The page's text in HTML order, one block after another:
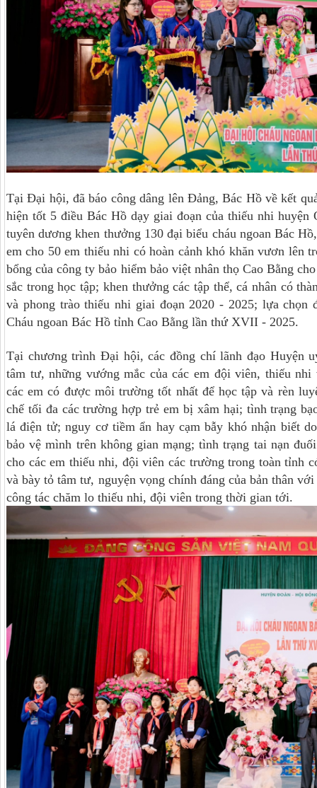
Tại Đại hội, đã báo công dâng lên Đảng, Bác Hồ về kết
hiện tốt 5 điều Bác Hồ dạy giai đoạn của thiếu nhi huyện
tuyên dương khen thưởng 130 đại biểu cháu ngoan Bác
em cho 50 em thiếu nhi có hoàn cảnh khó khăn vươn lên
bổng của công ty bảo hiểm bảo việt nhân thọ Cao Bằng
sắc trong học tập; khen thưởng các tập thể, cá nhân có
và phong trào thiếu nhi giai đoạn 2020 - 2025; lựa
Cháu ngoan Bác Hồ tỉnh Cao Bằng lần thứ XVII - 2025.
Tại chương trình Đại hội, các đồng chí lãnh đạo Huyện
tâm tư, những vướng mắc của các em đội viên, thiếu
các em có được môi trường tốt nhất để học tập và rèn
chế tối đa các trường hợp trẻ em bị xâm hại; tình trạng
lá điện tử; nguy cơ tiềm ẩn hay cạm bẫy khó nhận biết
bảo vệ mình trên không gian mạng; tình trạng tai nạn
cho các em thiếu nhi, đội viên các trường trong toàn tỉnh
và bày tỏ tâm tư, nguyện vọng chính đáng của bản thân
công tác chăm lo thiếu nhi, đội viên trong thời gian tới.